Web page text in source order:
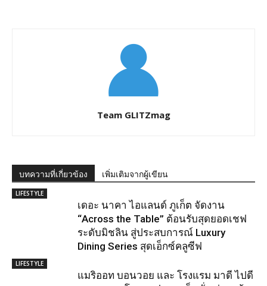
Team GLITZmag
บทความที่เกี่ยวข้อง เพิ่มเติมจากผู้เขียน
LIFESTYLE
เดอะ นาคา ไอแลนด์ ภูเก็ต จัดงาน
“Across the Table” ต้อนรับสุดยอดเชฟ
ระดับมิชลิน สู่ประสบการณ์ Luxury
Dining Series สุดเอ็กซ์คลูซีฟ
LIFESTYLE
แมริออท บอนวอย และ โรงแรม มาดี ไปดี